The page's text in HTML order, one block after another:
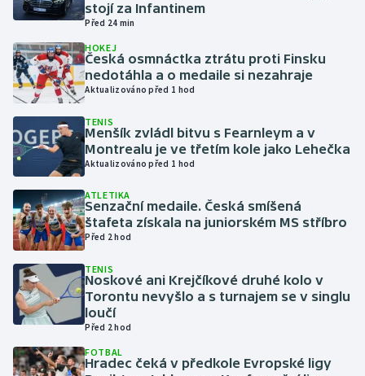
Gymnastika
Házená
Jezdectví
Judo
Lezení
Lyže a snowboard
Moderní pětiboj
stojí za Infantinem
Před 24 min
HOKEJ
Česká osmnáctka ztrátu proti Finsku
nedotáhla a o medaile si nezahraje
Aktualizováno před 1 hod
TENIS
Menšík zvládl bitvu s Fearnleym a v
Montrealu je ve třetím kole jako Lehečka
Aktualizováno před 1 hod
ATLETIKA
Senzační medaile. Česká smíšená
štafeta získala na juniorském MS stříbro
Před 2 hod
TENIS
Noskové ani Krejčíkové druhé kolo v
Torontu nevyšlo a s turnajem se v singlu
loučí
Před 2 hod
FOTBAL
Hradec čeká v předkole Evropské ligy